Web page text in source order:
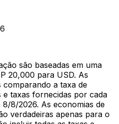
são baseadas em uma
20,000 para USD. As
comparando a taxa de
taxas fornecidas por cada
8/2026. As economias de
verdadeiras apenas para o